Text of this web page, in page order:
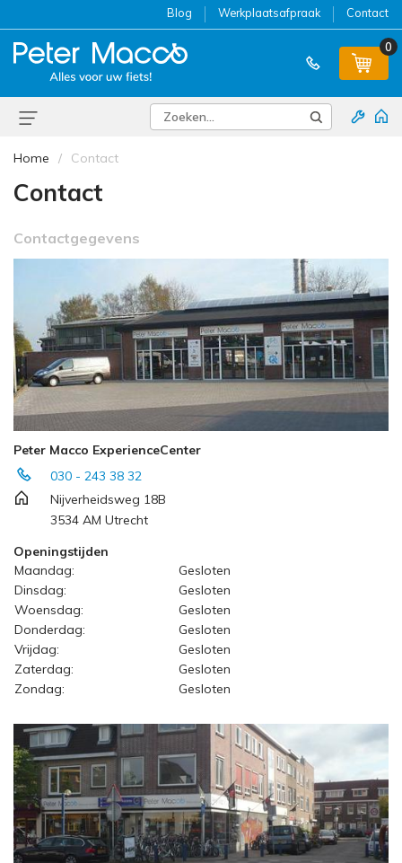
Blog Werkplaatsafpraak Contact
0
Home Contact
Contact
Contactgegevens
Peter Macco ExperienceCenter
030 - 243 38 32
Nijverheidsweg 18B
3534 AM Utrecht
Openingstijden
Maandag:
Gesloten
Dinsdag:
Gesloten
Woensdag:
Gesloten
Donderdag:
Gesloten
Vrijdag:
Gesloten
Zaterdag:
Gesloten
Zondag:
Gesloten